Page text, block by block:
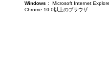
Windows ： Microsoft Internet
Chrome 10.0以上のブラウザ